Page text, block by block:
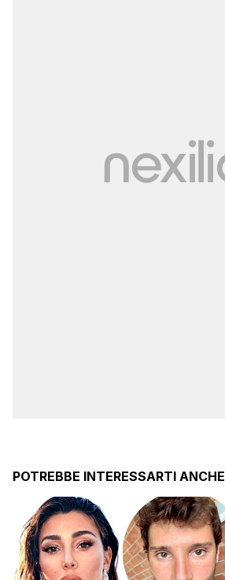
POTREBBE INTERESSARTI ANCHE